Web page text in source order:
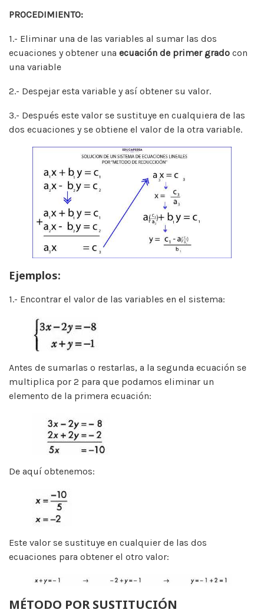
PROCEDIMIENTO:
1.- Eliminar una de las variables al sumar las dos
ecuaciones y obtener una ecuación de primer grado con
una variable
2.- Despejar esta variable y así obtener su valor.
3.- Después este valor se sustituye en cualquiera de las
dos ecuaciones y se obtiene el valor de la otra variable.
Ejemplos:
1.- Encontrar el valor de las variables en el sistema:
Antes de sumarlas o restarlas, a la segunda ecuación se
multiplica por 2 para que podamos eliminar un
elemento de la primera ecuación:
De aquí obtenemos:
Este valor se sustituye en cualquier de las dos
ecuaciones para obtener el otro valor:
MÉTODO POR SUSTITUCIÓN